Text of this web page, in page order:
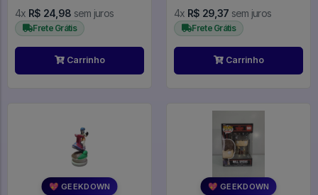
4x R$ 24,98 sem juros
Frete Grátis
Carrinho
4x R$ 29,37 sem juros
Frete Grátis
Carrinho
💖 GEEKDOWN 💖 GEEKDOWN